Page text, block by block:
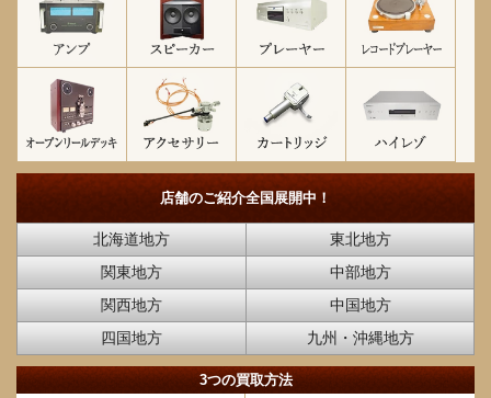
店舗のご紹介全国展開中！
北海道地方
東北地方
関東地方
中部地方
関西地方
中国地方
四国地方
九州・沖縄地方
3つの買取方法